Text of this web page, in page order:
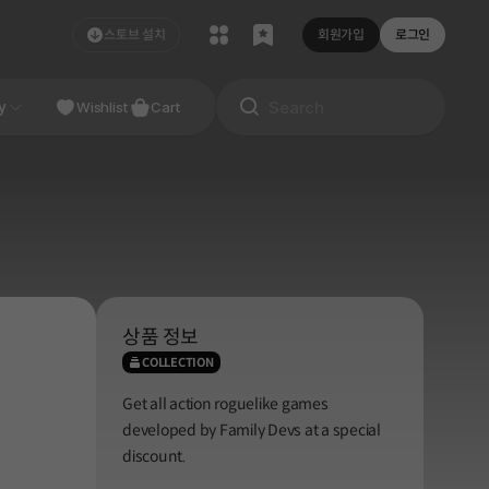
스토브 설치 회원가입 로그인
Studio
Wishlist Cart
상품 정보
COLLECTION
Get all action roguelike games
developed by Family Devs at a special
discount.